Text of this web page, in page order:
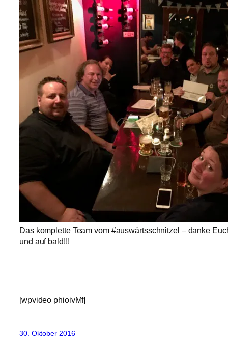
Das komplette Team vom #auswärtsschnitzel – danke
und auf bald!!!
[wpvideo phioivMf]
30. Oktober 2016